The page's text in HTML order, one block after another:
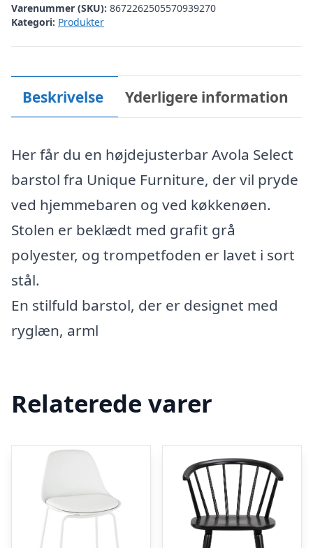
Varenummer (SKU): 8672262505570939270
Kategori: Produkter
Beskrivelse Yderligere information
Her får du en højdejusterbar Avola Select
barstol fra Unique Furniture, der vil pryde
ved hjemmebaren og ved køkkenøen.
Stolen er beklædt med grafit grå
polyester, og trompetfoden er lavet i sort
stål.
En stilfuld barstol, der er designet med
ryglæn, arml
Relaterede varer